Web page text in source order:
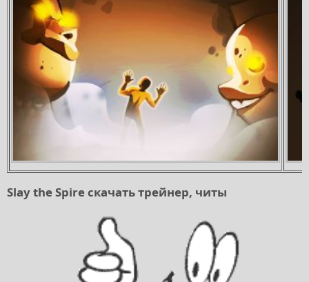
Slay the Spire скачать трейнер, читы